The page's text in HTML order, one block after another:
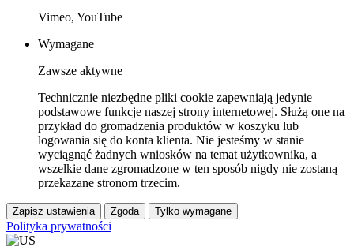
Vimeo, YouTube
Wymagane
Zawsze aktywne
Technicznie niezbędne pliki cookie zapewniają jedynie
podstawowe funkcje naszej strony internetowej. Służą one na
przykład do gromadzenia produktów w koszyku lub
logowania się do konta klienta. Nie jesteśmy w stanie
wyciągnąć żadnych wniosków na temat użytkownika, a
wszelkie dane zgromadzone w ten sposób nigdy nie zostaną
przekazane stronom trzecim.
Zapisz ustawienia Zgoda Tylko wymagane
Polityka prywatności